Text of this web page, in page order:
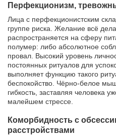
Перфекционизм,
Лица с перфекционистским
группе риска. Желание всё
распространяется на сферу
полумер: либо абсолютное
провал. Высокий уровень
постоянных ритуалов для
выполняет функцию такого
беспокойство. Чёрно-белое
гибкость, заставляя человека
малейшем стрессе.
Коморбидность с
расстройствами